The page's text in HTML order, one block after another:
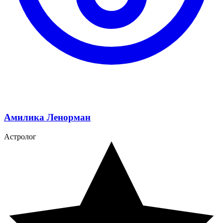
Амилика Ленорман
Астролог